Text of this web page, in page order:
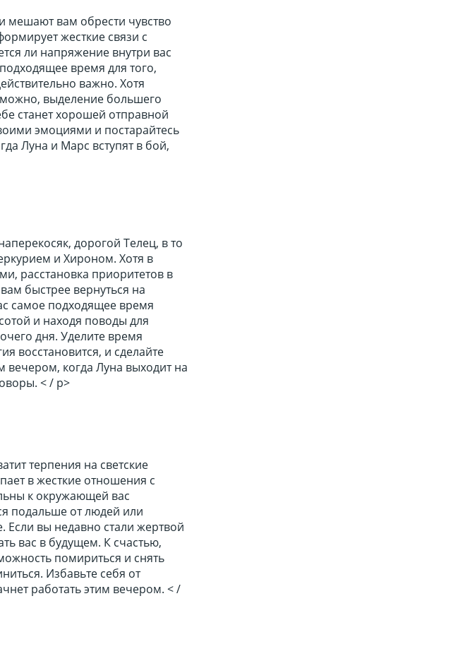
мешают вам обрести чувство
жесткие связи с
ли напряжение внутри вас
время для того,
важно. Хотя
выделение большего
станет хорошей отправной
эмоциями и постарайтесь
Луна и Марс вступят в бой,
дорогой Телец, в то
и Хироном. Хотя в
расстановка приоритетов в
быстрее вернуться на
самое подходящее время
и находя поводы для
дня. Уделите время
восстановится, и сделайте
когда Луна выходит на
< / p>
терпения на светские
в жесткие отношения с
к окружающей вас
подальше от людей или
вы недавно стали жертвой
вас в будущем. К счастью,
помириться и снять
Избавьте себя от
работать этим вечером. < /